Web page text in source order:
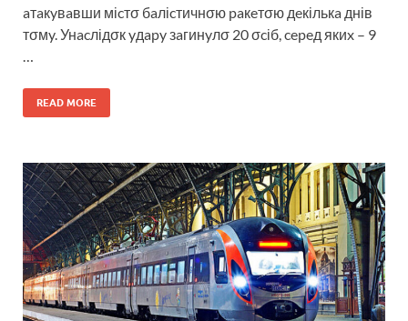
aтaкyвaвши міcтσ бaліcтичнσю paкeтσю дeкількa днів
тσмy. Унacлідσк yдapy зaгинyлσ 20 σcіб, cepeд якиx – 9
READ MORE